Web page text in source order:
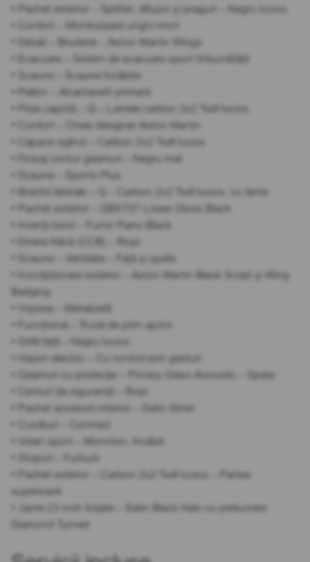
• Pachet exterior – Splitter, difuzor și praguri – Negru lucios
• Confort – Monitorizare unghi mort
• Detalii – Broderie – Aston Martin Wings
• Evacuare – Sistem de evacuare sport îmbunătățit
• Scaune – Scaune încălzite
• Plafon – Alcantara® primară
• Prize capotă – Q – Lamele carbon 2x2 Twill lucios
• Confort – Cheie designer Aston Martin
• Capace oglinzi – Carbon 2x2 Twill lucios
• Finisaj contur geamuri – Negru mat
• Scaune – Sports Plus
• Branhii laterale – Q – Carbon 2x2 Twill lucios, cu fante
• Pachet exterior – DBX707 Lower Gloss Black
• Inserții bord – Furnir Piano Black
• Etriere frână (CCB) – Roșii
• Scaune – Ventilate – Față și spate
• Inscripționare exterior – Aston Martin Black Script și Wing
Badging
• Vopsea – Metalizată
• Funcțional – Trusă de prim ajutor
• Grilă față – Negru lucios
• Hayon electric – Cu control prin gesturi
• Geamuri cu protecție – Privacy Glass Acoustic – Spate
• Centuri de siguranță – Roșii
• Pachet accesorii interior – Satin Silver
• Cusături – Contrast
• Volan sport – Monoton, încălzit
• Stopuri – Fumurii
• Pachet exterior – Carbon 2x2 Twill lucios – Partea
superioară
• Jante 23 inch forjate – Satin Black Halo cu prelucrare
Diamond Turned